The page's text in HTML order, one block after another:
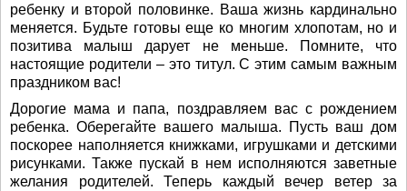
ребенку и второй половинке. Ваша жизнь кардинально
меняется. Будьте готовы еще ко многим хлопотам, но и
позитива малыш дарует не меньше. Помните, что
настоящие родители – это титул. С этим самым важным
праздником вас!
Дорогие мама и папа, поздравляем вас с рождением
ребенка. Оберегайте вашего малыша. Пусть ваш дом
поскорее наполняется книжками, игрушками и детскими
рисунками. Также пускай в нем исполняются заветные
желания родителей. Теперь каждый вечер ветер за